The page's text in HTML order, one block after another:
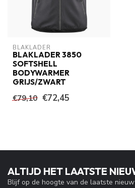
BLAKLADER
BLAKLADER 3850
SOFTSHELL
BODYWARMER
GRIJS/ZWART
€79,10 €72,45
ALTIJD HET LAATSTE
Blijf op de hoogte van de laatste